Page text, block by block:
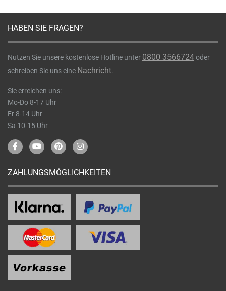
HABEN SIE FRAGEN?
Nutzen Sie unsere kostenlose Hotline unter 0800 3566724oder
schreiben Sie uns eine Nachricht.
Sie erreichen uns:
Mo-Do 8-17 Uhr
Fr 8-14 Uhr
Sa 10-15 Uhr
ZAHLUNGSMÖGLICHKEITEN